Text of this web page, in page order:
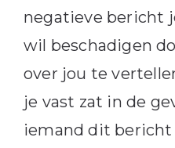
negatieve bericht
wil beschadigen
over jou te
je vast zat in de
iemand dit bericht